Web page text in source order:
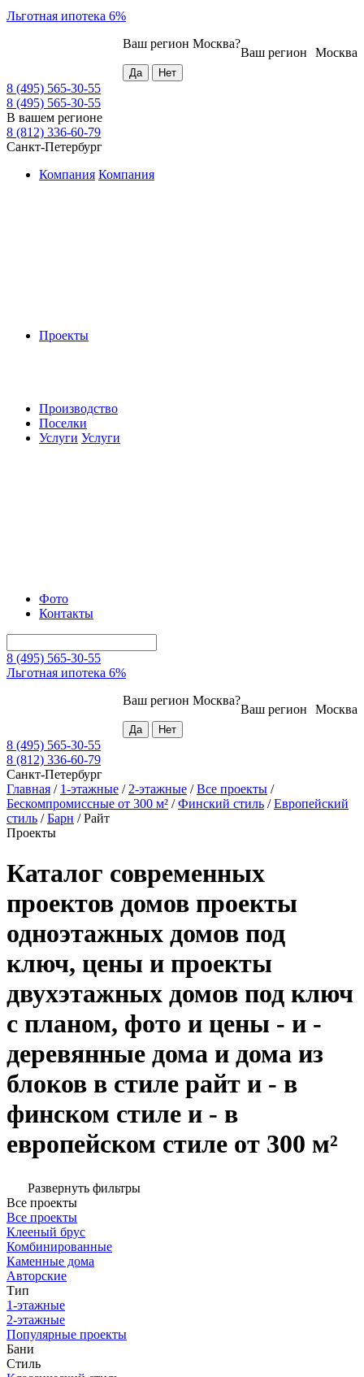
Льготная ипотека 6%
Москва
Ваш регион
Ваш регион Москва?
8 (495) 565-30-55
8 (495) 565-30-55
В вашем регионе
8 (812) 336-60-79
Санкт-Петербург
Компания Компания
Проекты
Производство
Поселки
Услуги Услуги
Фото
Контакты
8 (495) 565-30-55
Льготная ипотека 6%
Москва
Ваш регион
Ваш регион Москва?
8 (495) 565-30-55
8 (812) 336-60-79
Санкт-Петербург
Главная / 1-этажные / 2-этажные /Все проекты /
Бескомпромиссные от 300 м² /Финский стиль /Европейский
стиль /Барн /Райт
Проекты
Каталог современных
проектов домов проекты
одноэтажных домов под
ключ, цены и проекты
двухэтажных домов под ключ
с планом, фото и цены - и -
деревянные дома и дома из
блоков в стиле райт и - в
финском стиле и - в
европейском стиле от 300 м²
Развернуть фильтры
Все проекты
Все проекты
Клееный брус
Комбинированные
Каменные дома
Авторские
Тип
1-этажные
2-этажные
Популярные проекты
Бани
Стиль